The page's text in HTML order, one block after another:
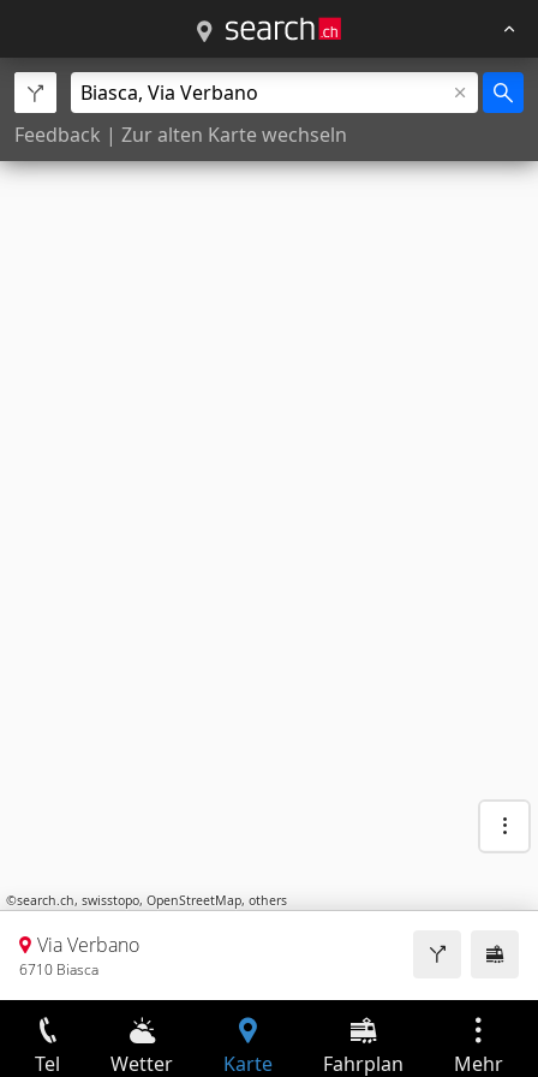
Feedback | Zur alten Karte wechseln
©search.ch, swisstopo, OpenStreetMap, others
Via Verbano
6710 Biasca
Tel Wetter Karte Fahrplan Mehr